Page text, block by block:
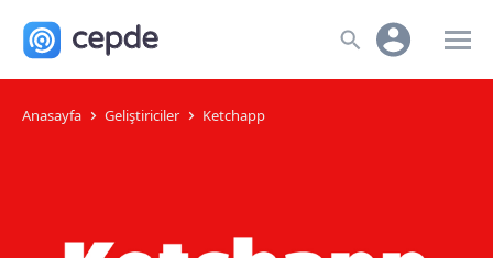
Anasayfa Geliştiriciler Ketchapp